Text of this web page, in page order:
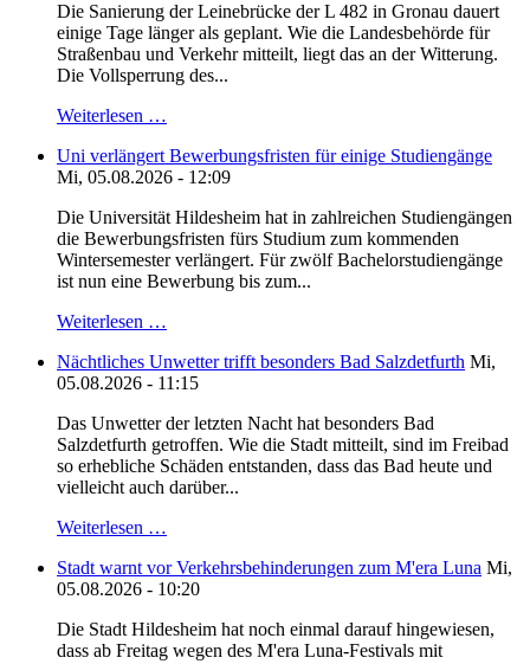
Die Sanierung der Leinebrücke der L 482 in Gronau dauert
einige Tage länger als geplant. Wie die Landesbehörde für
Straßenbau und Verkehr mitteilt, liegt das an der Witterung.
Die Vollsperrung des...
Weiterlesen …
Uni verlängert Bewerbungsfristen für einige Studiengänge
Mi, 05.08.2026 - 12:09
Die Universität Hildesheim hat in zahlreichen Studiengängen
die Bewerbungsfristen fürs Studium zum kommenden
Wintersemester verlängert. Für zwölf Bachelorstudiengänge
ist nun eine Bewerbung bis zum...
Weiterlesen …
Nächtliches Unwetter trifft besonders Bad Salzdetfurth Mi,
05.08.2026 - 11:15
Das Unwetter der letzten Nacht hat besonders Bad
Salzdetfurth getroffen. Wie die Stadt mitteilt, sind im Freibad
so erhebliche Schäden entstanden, dass das Bad heute und
vielleicht auch darüber...
Weiterlesen …
Stadt warnt vor Verkehrsbehinderungen zum M'era Luna Mi,
05.08.2026 - 10:20
Die Stadt Hildesheim hat noch einmal darauf hingewiesen,
dass ab Freitag wegen des M'era Luna-Festivals mit